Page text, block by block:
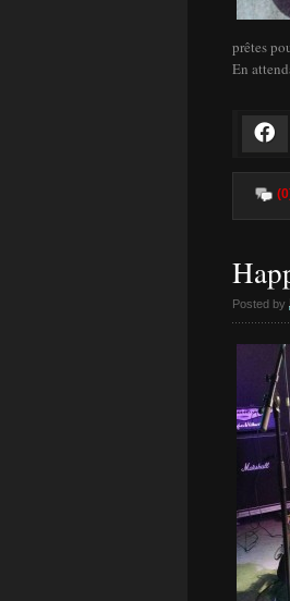
prêtes
En
Posted by